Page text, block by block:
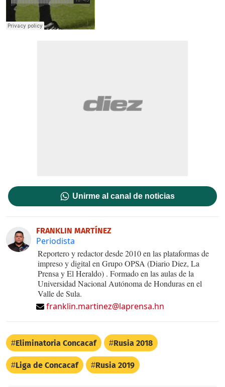
Unirme al canal de noticias
FRANKLIN MARTÍNEZ
Periodista
Reportero y redactor desde 2010 en las plataformas de
impreso y digital en Grupo OPSA (Diario Diez, La
Prensa y El Heraldo) . Formado en las aulas de la
Universidad Nacional Autónoma de Honduras en el
Valle de Sula.
franklin.martinez@laprensa.hn
Eliminatoria Concacaf Rusia 2018
Liga de Concacaf Rusia 2019